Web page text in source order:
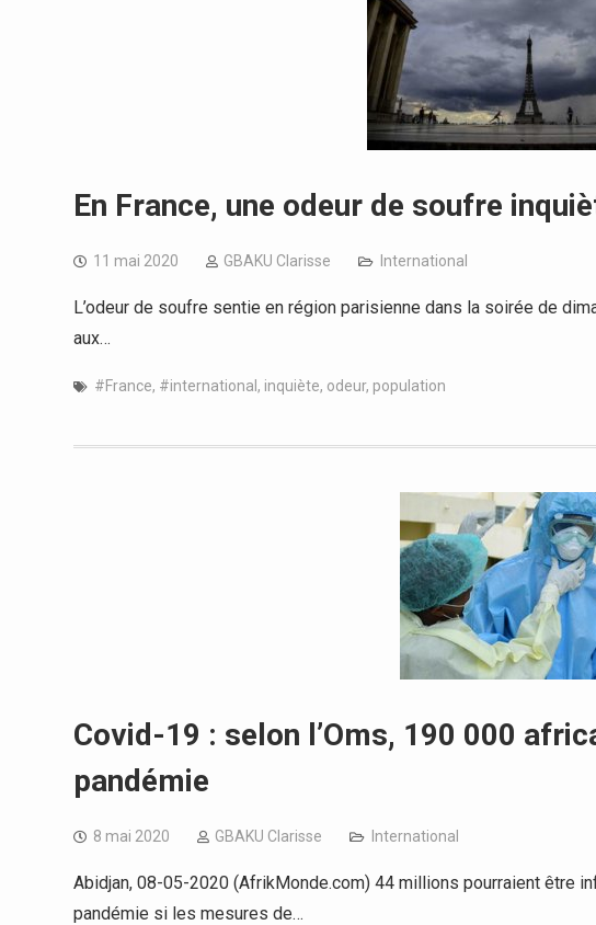
En France, une odeur de soufre
11 mai 2020 GBAKU Clarisse International
L’odeur de soufre sentie en région parisienne dans la soirée de
aux…
#France, #international , inquiète, odeur, population
Covid-19 : selon l’Oms, 190 000
pandémie
8 mai 2020 GBAKU Clarisse International
Abidjan, 08-05-2020 (AfrikMonde.com) 44 millions pourraient être
pandémie si les mesures de…